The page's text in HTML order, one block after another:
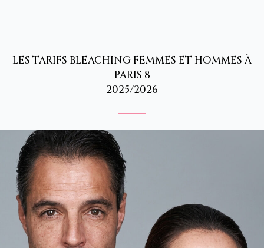
LES TARIFS BLEACHING FEMMES ET HOMMES À
PARIS 8
2025/2026